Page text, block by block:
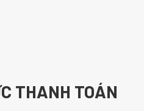
THANH TOÁN